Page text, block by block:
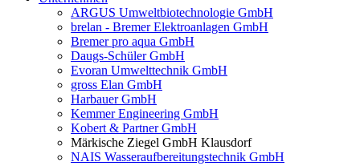
ARGUS Umweltbiotechnologie GmbH
brelan - Bremer Elektroanlagen GmbH
Bremer pro aqua GmbH
Daugs-Schüler GmbH
Evoran Umwelt­technik GmbH
gross Elan GmbH
Harbauer GmbH
Kemmer Engineering GmbH
Kobert & Partner GmbH
Märkische Ziegel GmbH Klausdorf
NAIS Wasseraufbereitungstechnik GmbH